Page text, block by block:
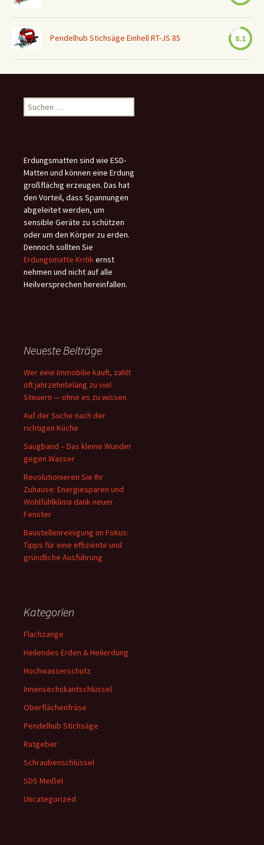
Pendelhub Stichsäge Einhell RT-JS 85 8.1
Suchen
nach:
Erdungsmatten sind wie ESD-
Matten und können eine Erdung
großflächig erzeugen. Das hat
den Vorteil, dass Spannungen
abgeleitet werden, um
sensible Geräte zu schützen
oder um den Körper zu erden.
Dennoch sollten Sie
Erdungsmatte Kritikernst
nehmen und nicht auf alle
Heilversprechen hereinfallen.
Neueste Beiträge
Wer eine Immobilie kauft, zahlt
oft jahrzehntelang zu viel
Steuern — ohne es zu wissen
Auf der Suche nach der
richtigen Küche
Saugband – Das kleine Wunder
gegen Wasser
Revolutionieren Sie Ihr
Zuhause: Energiesparen und
Wohlfühlklima dank neuer
Fenster
Baustellenreinigung im Fokus:
Tipps für eine effiziente und
gründliche Ausführung
Kategorien
Flachzange
Heilendes Erden & Heilerdung
Hochwasserschutz
Innensechskantschlüssel
Oberflächenfräse
Pendelhub Stichsäge
Ratgeber
Schraubenschlüssel
SDS Meißel
Uncategorized